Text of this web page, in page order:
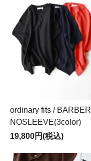
ordinary fits / BARBER
NOSLEEVE(3color)
19,800円(税込)